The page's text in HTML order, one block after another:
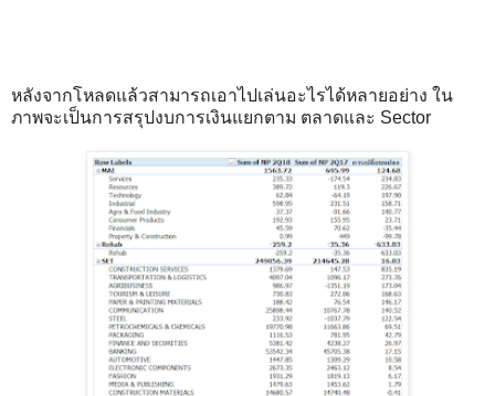
หลังจากโหลดแล้วสามารถเอาไปเล่นอะไรได้หลายอย่าง ใน
ภาพจะเป็นการสรุปงบการเงินแยกตาม ตลาดและ Sector